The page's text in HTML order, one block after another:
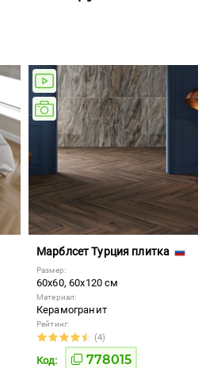
Марблсет Турция плитка
Размер:
60x60, 60x120 см
Материал:
Керамогранит
Рейтинг:
(4)
Код: 778015